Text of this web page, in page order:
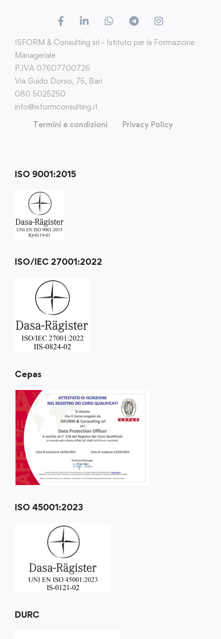
ISFORM & Consulting srl - Istituto per la Formazione
Manageriale
P.IVA 07607700726
Via Guido Dorso, 75, Bari
080 5025250
info@isformconsulting.it
Termini e condizioni
Privacy Policy
ISO 9001:2015
ISO/IEC 27001:2022
Cepas
ISO 45001:2023
DURC